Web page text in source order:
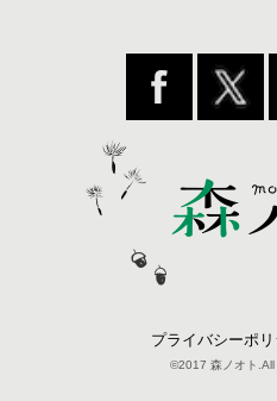
プライバシーポ
©2017 森ノオト.All